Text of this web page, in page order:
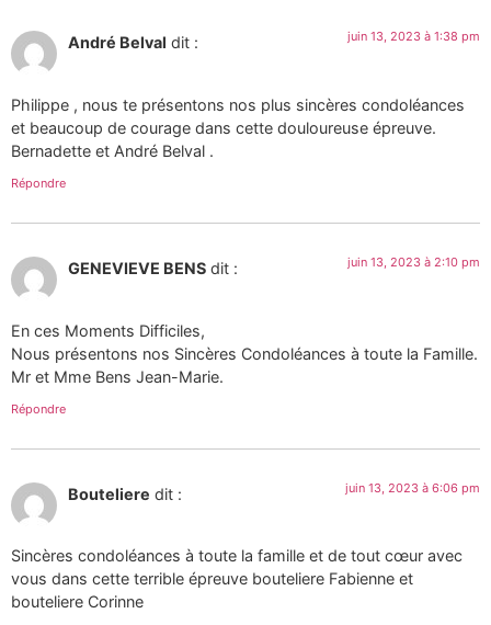
André Belval dit : juin 13, 2023 à 1:38 pm
Philippe , nous te présentons nos plus sincères condoléances
et beaucoup de courage dans cette douloureuse épreuve.
Bernadette et André Belval .
Répondre
GENEVIEVE BENS dit : juin 13, 2023 à 2:10 pm
En ces Moments Difficiles,
Nous présentons nos Sincères Condoléances à toute la Famille.
Mr et Mme Bens Jean-Marie.
Répondre
Bouteliere dit : juin 13, 2023 à 6:06 pm
Sincères condoléances à toute la famille et de tout cœur avec
vous dans cette terrible épreuve bouteliere Fabienne et
bouteliere Corinne